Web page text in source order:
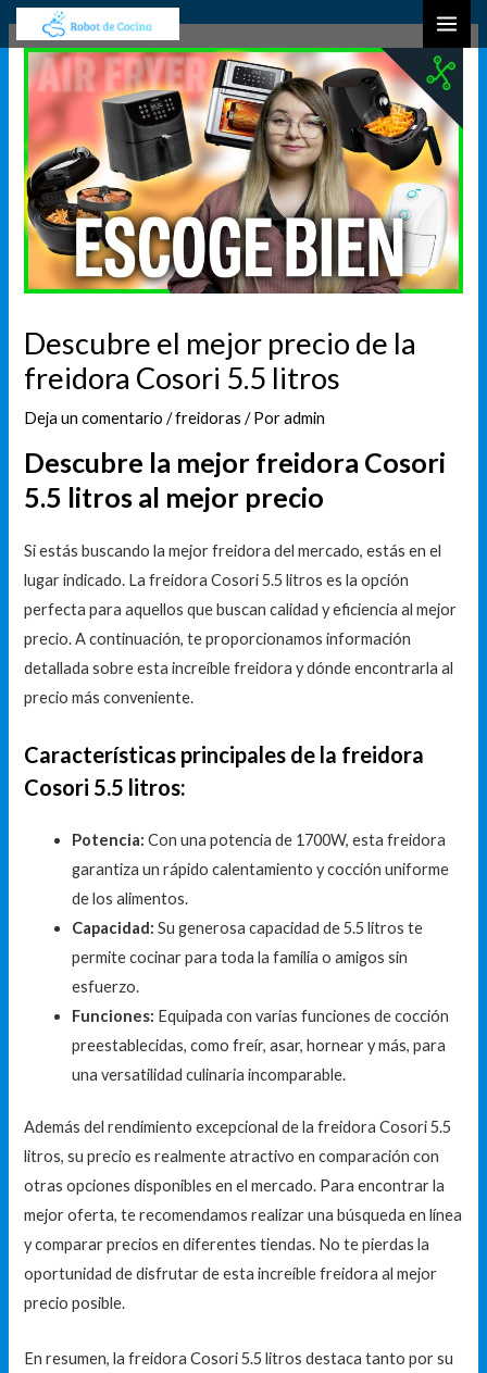
contenido
Descubre el mejor precio de la
freidora Cosori 5.5 litros
Deja un comentario /freidoras / Poradmin
Descubre la mejor freidora Cosori
5.5 litros al mejor precio
Si estás buscando la mejor freidora del mercado, estás en el
lugar indicado. La freidora Cosori 5.5 litros es la opción
perfecta para aquellos que buscan calidad y eficiencia al mejor
precio. A continuación, te proporcionamos información
detallada sobre esta increíble freidora y dónde encontrarla al
precio más conveniente.
Características principales de la freidora
Cosori 5.5 litros:
Potencia: Con una potencia de 1700W, esta freidora
garantiza un rápido calentamiento y cocción uniforme
de los alimentos.
Capacidad: Su generosa capacidad de 5.5 litros te
permite cocinar para toda la familia o amigos sin
esfuerzo.
Funciones: Equipada con varias funciones de cocción
preestablecidas, como freír, asar, hornear y más, para
una versatilidad culinaria incomparable.
Además del rendimiento excepcional de la freidora Cosori 5.5
litros, su precio es realmente atractivo en comparación con
otras opciones disponibles en el mercado. Para encontrar la
mejor oferta, te recomendamos realizar una búsqueda en línea
y comparar precios en diferentes tiendas. No te pierdas la
oportunidad de disfrutar de esta increíble freidora al mejor
precio posible.
En resumen, la freidora Cosori 5.5 litros destaca tanto por su
Navegación
de
entradas
u
s
a
r